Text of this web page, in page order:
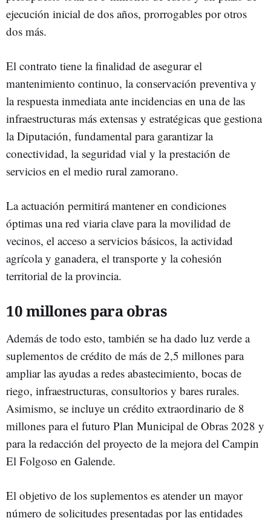
ejecución inicial de dos años, prorrogables por otros
dos más.
El contrato tiene la finalidad de asegurar el
mantenimiento continuo, la conservación preventiva y
la respuesta inmediata ante incidencias en una de las
infraestructuras más extensas y estratégicas que gestiona
la Diputación, fundamental para garantizar la
conectividad, la seguridad vial y la prestación de
servicios en el medio rural zamorano.
La actuación permitirá mantener en condiciones
óptimas una red viaria clave para la movilidad de
vecinos, el acceso a servicios básicos, la actividad
agrícola y ganadera, el transporte y la cohesión
territorial de la provincia.
10 millones para obras
Además de todo esto, también se ha dado luz verde a
suplementos de crédito de más de 2,5 millones para
ampliar las ayudas a redes abastecimiento, bocas de
riego, infraestructuras, consultorios y bares rurales.
Asimismo, se incluye un crédito extraordinario de 8
millones para el futuro Plan Municipal de Obras 2028 y
para la redacción del proyecto de la mejora del Campin
El Folgoso en Galende.
El objetivo de los suplementos es atender un mayor
número de solicitudes presentadas por las entidades